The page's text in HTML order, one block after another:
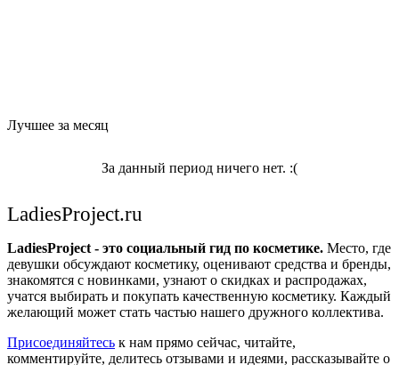
Лучшее за месяц
За данный период ничего нет. :(
LadiesProject.ru
LadiesProject - это социальный гид по косметике. Место, где
девушки обсуждают косметику, оценивают средства и бренды,
знакомятся с новинками, узнают о скидках и распродажах,
учатся выбирать и покупать качественную косметику. Каждый
желающий может стать частью нашего дружного коллектива.
Присоединяйтесь к нам прямо сейчас, читайте,
комментируйте, делитесь отзывами и идеями, рассказывайте о